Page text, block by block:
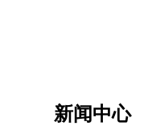
新闻中心